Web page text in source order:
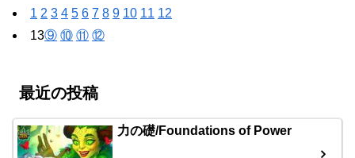
1 2 3 4 5 6 7 8 9 10 11 12
13⑨ ⑩ ⑪ ⑫
最近の投稿
力の礎/Foundations of Power